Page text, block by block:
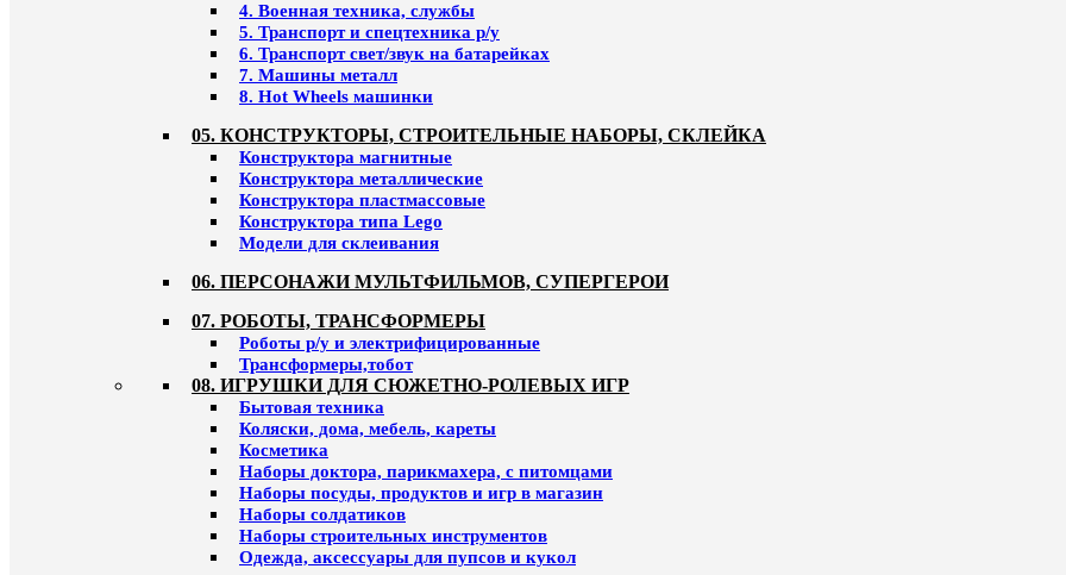
4. Военная техника, службы
5. Транспорт и спецтехника р/у
6. Транспорт свет/звук на батарейках
7. Машины металл
8. Hot Wheels машинки
05. КОНСТРУКТОРЫ, СТРОИТЕЛЬНЫЕ НАБОРЫ, СКЛЕЙКА
Конструктора магнитные
Конструктора металлические
Конструктора пластмассовые
Конструктора типа Lego
Модели для склеивания
06. ПЕРСОНАЖИ МУЛЬТФИЛЬМОВ, СУПЕРГЕРОИ
07. РОБОТЫ, ТРАНСФОРМЕРЫ
Роботы р/у и электрифицированные
Трансформеры,тобот
08. ИГРУШКИ ДЛЯ СЮЖЕТНО-РОЛЕВЫХ ИГР
Бытовая техника
Коляски, дома, мебель, кареты
Косметика
Наборы доктора, парикмахера, с питомцами
Наборы посуды, продуктов и игр в магазин
Наборы солдатиков
Наборы строительных инструментов
Одежда, аксессуары для пупсов и кукол